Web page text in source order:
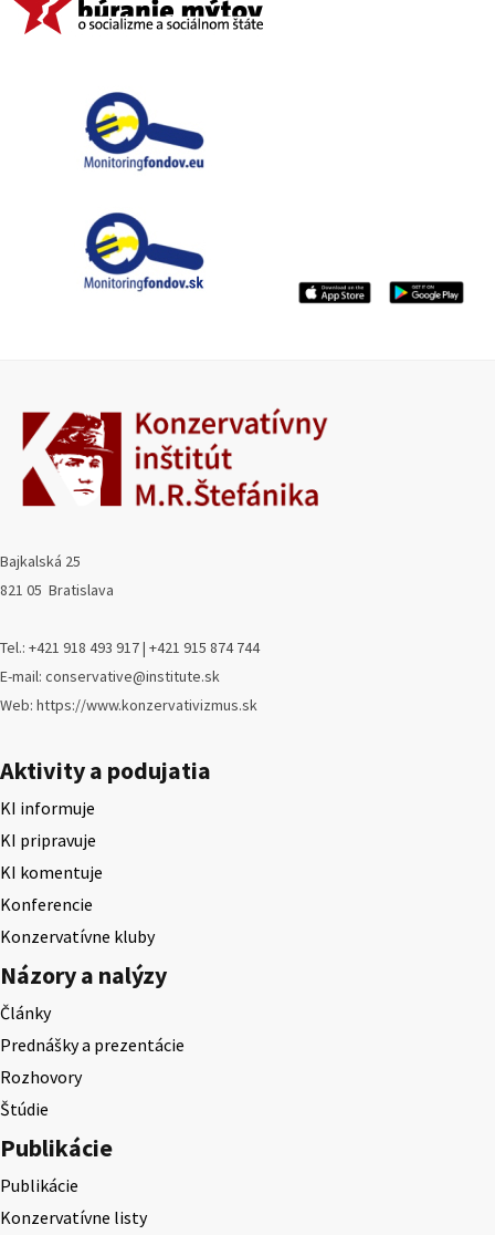
Bajkalská 25
821 05 Bratislava
Tel.: +421 918 493 917 | +421 915 874 744
E-mail: conservative@institute.sk
Web: https://www.konzervativizmus.sk
Aktivity a podujatia
KI informuje
KI pripravuje
KI komentuje
Konferencie
Konzervatívne kluby
Názory a nalýzy
Články
Prednášky a prezentácie
Rozhovory
Štúdie
Publikácie
Publikácie
Konzervatívne listy